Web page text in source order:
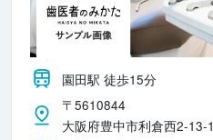
園田駅 徒歩15分
〒5610844
大阪府豊中市利倉西2-13-1